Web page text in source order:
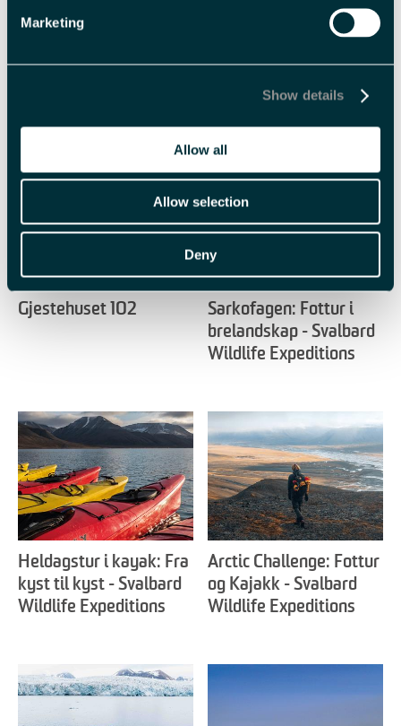
Marketing
Show details
Allow all
Allow selection
Deny
Beslektet
Gjestehuset 102
Sarkofagen: Fottur i
brelandskap - Svalbard
Wildlife Expeditions
Heldagstur i kayak: Fra
kyst til kyst - Svalbard
Wildlife Expeditions
Arctic Challenge: Fottur
og Kajakk - Svalbard
Wildlife Expeditions